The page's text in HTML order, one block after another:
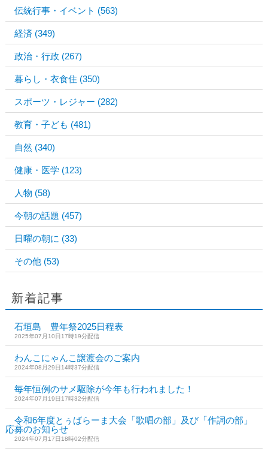
伝統行事・イベント (563)
経済 (349)
政治・行政 (267)
暮らし・衣食住 (350)
スポーツ・レジャー (282)
教育・子ども (481)
自然 (340)
健康・医学 (123)
人物 (58)
今朝の話題 (457)
日曜の朝に (33)
その他 (53)
新着記事
石垣島 豊年祭2025日程表
2025年07月10日17時19分配信
わんこにゃんこ譲渡会のご案内
2024年08月29日14時37分配信
毎年恒例のサメ駆除が今年も行われました！
2024年07月19日17時32分配信
令和6年度とぅばらーま大会「歌唱の部」及び「作詞の部」
応募のお知らせ
2024年07月17日18時02分配信